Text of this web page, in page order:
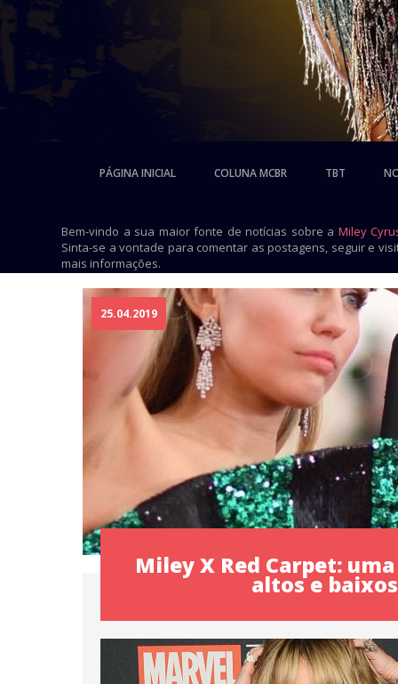
PÁGINA INICIAL COLUNA MCBR TBT
Bem-vindo a sua maior fonte de notícias sobre a Miley
Sinta-se a vontade para comentar as postagens, seguir e
mais informações.
25.04.2019
Miley X Red Carpet:
altos e baixos